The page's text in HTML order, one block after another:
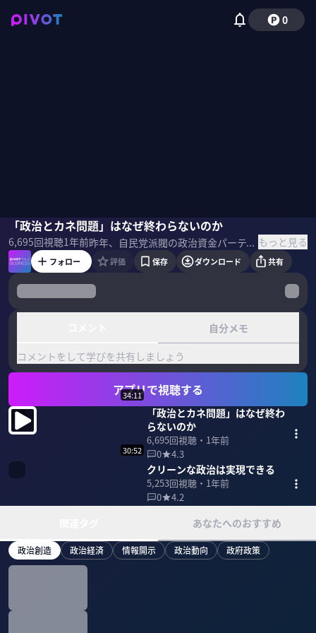
0
「政治とカネ問題」はなぜ終わらないのか
6,695回視聴1年前 昨年、自民党派閥の政治資金パーティー問題で政治は大混乱。「政治とカネ問題」はなぜ終わらないのか？裏金の構造的課題と本質は何なのか？その衝撃の実態を元朝日新聞記者の鮫島浩さんに聞いた。 ＜ゲスト＞ 鮫島浩｜政治ジャーナリスト 1994年朝日新聞に入社。政治記者として菅直人や竹中平蔵らを担当し、政治部や特別報道部でデスクを歴任。2021年に独立して『SAMEJIMA TIMES』を開設 もっと見る
鮫島浩田中 泉
フォロー 評価 保存 ダウンロード 共有
自分メモ
コメントをして学びを共有しましょう
アプリで視聴する
34:11
「政治とカネ問題」はなぜ終わ
らないのか
6,695回視聴・ 1年前
0
4.3
30:52
クリーンな政治は実現できる
5,253回視聴・ 1年前
0
4.2
あなたへのおすすめ
政治創造 政治経済 情報開示 政治動向 政府政策